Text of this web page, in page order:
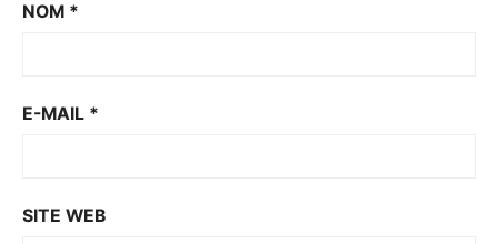
NOM *
E-MAIL *
SITE WEB